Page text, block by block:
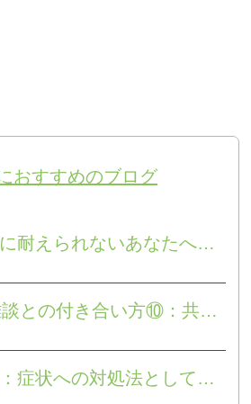
おすすめのブログ
何もしないことに耐えられないあなたへ④：思考の暴走を止める３つの方法
PSMのための雑談との付き合い方⑩：共同注意を求める衝動
うつ病の治し方：症状への対処法としての瞑想